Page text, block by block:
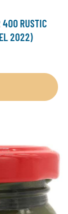
400 RUSTIC
2022)